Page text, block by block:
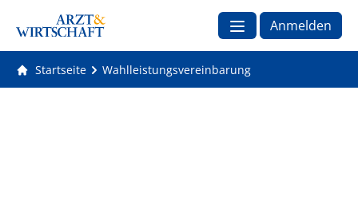
Anmelden
Startseite Wahlleistungsvereinbarung